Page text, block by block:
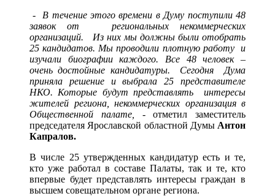
- В течение этого времени в Думу поступили 48
заявок от региональных некоммерческих
организаций. Из них мы должны были отобрать
25 кандидатов. Мы проводили плотную работу и
изучали биографии каждого. Все 48 человек –
очень достойные кандидатуры. Сегодня Дума
приняла решение и выбрала 25 представителе
НКО. Которые будут представлять интересы
жителей региона, некоммерческих организация в
Общественной палате,
- отметил заместитель
председателя Ярославской областной Думы Антон
Капралов.
В числе 25 утвержденных кандидатур есть и те,
кто уже работал в составе Палаты, так и те, кто
впервые будет представлять интересы граждан в
высшем совещательном органе региона.